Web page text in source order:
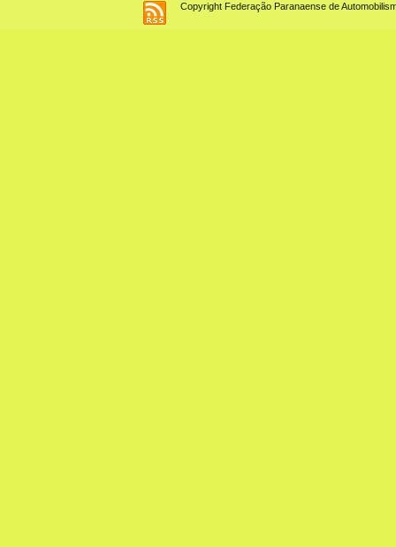
Copyright Federação Paranaense de